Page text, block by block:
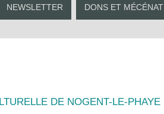
NEWSLETTER DONS ET MÉCÉNAT
DE NOGENT-LE-PHAYE